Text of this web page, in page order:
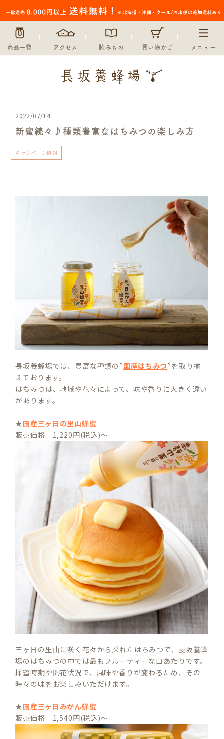
商品一覧 アクセス 読みもの 買い物かご メニュー
2022/07/14
新蜜続々♪種類豊富なはちみつの楽しみ方
キャンペーン情報
長坂養蜂場では、豊富な種類の”国産はちみつ”を取り揃
えております。
はちみつは、地域や花々によって、味や香りに大きく違い
があります。
★国産三ヶ日の里山蜂蜜
販売価格 1,220円(税込)～
三ヶ日の里山に咲く花々から採れたはちみつで、長坂養蜂
場のはちみつの中では最もフルーティーな口あたりです。
採蜜時期や開花状況で、風味や香りが変わるため、その
時々の味をお楽しみいただけます。
★国産三ヶ日みかん蜂蜜
販売価格 1,540円(税込)～